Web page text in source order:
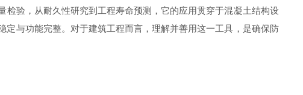
验，从耐久性研究到工程寿命预测，它的应用贯穿于混凝土结构设
与功能完整。对于建筑工程而言，理解并善用这一工具，是确保防